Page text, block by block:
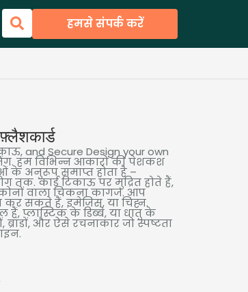
हमसे संपर्क करें
and Secure Design your own
हम विभिन्न आकारों की पेशकश
अनुरूप समाप्त होता है –
तक. कार्ड टिकाऊ पर मुद्रित होते हैं,
वाला चिकना कागज. आप
कर सकते हैं, इमेजिस, या चिह्न.
प्लास्टिक के डिब्बे, या धातु के
और ऐसे रचनाकार जो स्पष्टता